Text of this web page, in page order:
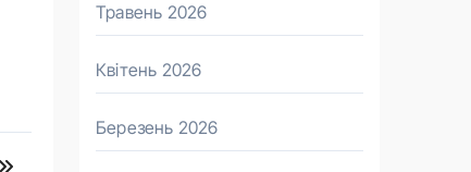
Травень 2026
Квітень 2026
Березень 2026